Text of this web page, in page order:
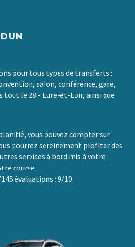
pour tous types de transferts :
salon, conférence, gare,
tout le 28 - Eure-et-Loir, ainsi que
vous pouvez compter sur
pourrez sereinement profiter des
services à bord mis à votre
course.
évaluations : 9/10